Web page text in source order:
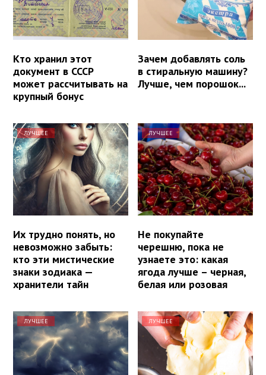
Кто хранил этот
документ в СССР
может рассчитывать на
крупный бонус
Зачем добавлять соль
в стиральную машину?
Лучше, чем порошок...
ЛУЧШЕЕ
Их трудно понять, но
невозможно забыть:
кто эти мистические
знаки зодиака —
хранители тайн
ЛУЧШЕЕ
Не покупайте
черешню, пока не
узнаете это: какая
ягода лучше – черная,
белая или розовая
ЛУЧШЕЕ ЛУЧШЕЕ